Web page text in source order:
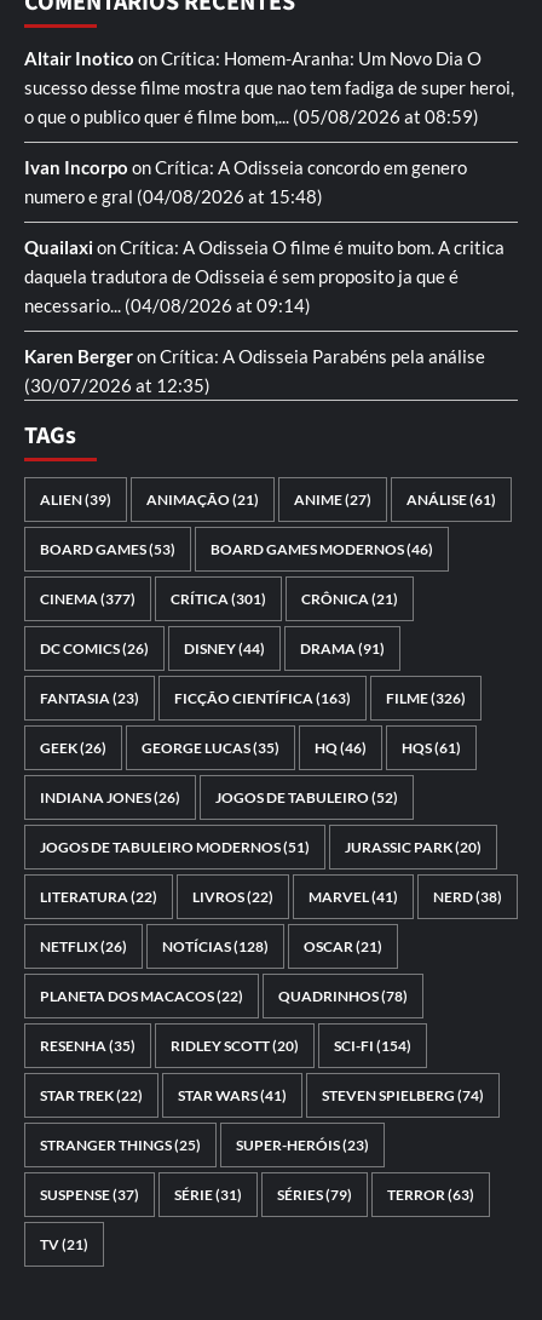
Altair Inotico onCrítica: Homem-Aranha: Um Novo Dia O
sucesso desse filme mostra que nao tem fadiga de super heroi,
o que o publico quer é filme bom,... (05/08/2026 at 08:59)
Ivan Incorpo onCrítica: A Odisseia concordo em genero
numero e gral (04/08/2026 at 15:48)
QuailaxionCrítica: A Odisseia O filme é muito bom. A critica
daquela tradutora de Odisseia é sem proposito ja que é
necessario... (04/08/2026 at 09:14)
Karen BergeronCrítica: A Odisseia Parabéns pela análise
(30/07/2026 at 12:35)
TAGs
ALIEN(39) ANIMAÇÃO(21) ANIME(27) ANÁLISE(61)
BOARD GAMES(53) BOARD GAMES MODERNOS(46)
CINEMA(377) CRÍTICA(301) CRÔNICA(21)
DC COMICS(26) DISNEY(44) DRAMA(91)
FANTASIA(23) FICÇÃO CIENTÍFICA(163) FILME(326)
GEEK(26) GEORGE LUCAS(35) HQ(46) HQS(61)
INDIANA JONES(26) JOGOS DE TABULEIRO(52)
JOGOS DE TABULEIRO MODERNOS(51) JURASSIC PARK(20)
LITERATURA(22) LIVROS(22) MARVEL(41) NERD(38)
NETFLIX(26) NOTÍCIAS(128) OSCAR(21)
PLANETA DOS MACACOS(22) QUADRINHOS(78)
RESENHA(35) RIDLEY SCOTT(20) SCI-FI (154)
STAR TREK(22) STAR WARS(41) STEVEN SPIELBERG (74)
STRANGER THINGS(25) SUPER-HERÓIS(23)
SUSPENSE(37) SÉRIE(31) SÉRIES(79) TERROR(63)
TV(21)